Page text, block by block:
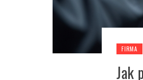
FIRMA
Jak